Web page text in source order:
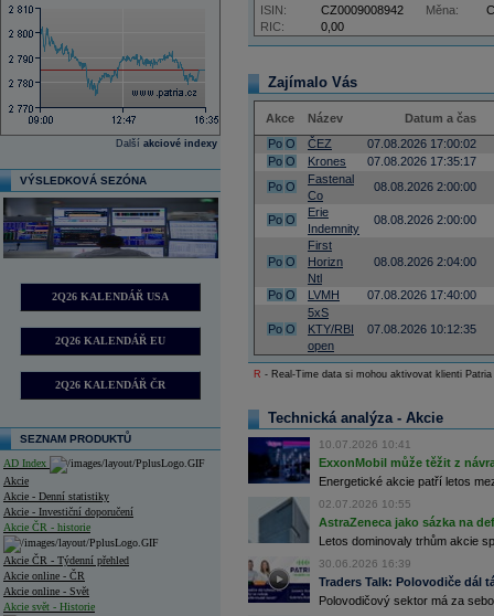
Další akciové indexy
VÝSLEDKOVÁ SEZÓNA
2Q26 KALENDÁŘ USA
2Q26 KALENDÁŘ EU
2Q26 KALENDÁŘ ČR
SEZNAM PRODUKTŮ
AD Index
Akcie
Akcie - Denní statistiky
Akcie - Investiční doporučení
Akcie ČR - historie
Akcie ČR - Týdenní přehled
Akcie online - ČR
Akcie online - Svět
Akcie svět - Historie
RIC: 0,00
ISIN: CZ0009008942 Měna:
Zajímalo Vás
Akce Název
Datum a čas
Po O ČEZ
07.08.2026 17:00:02
Po O Krones
07.08.2026 17:35:17
Po O
Fastenal
Co
08.08.2026 2:00:00
Po O
Erie
Indemnity
08.08.2026 2:00:00
Po O
First
Horizn
Ntl
08.08.2026 2:04:00
Po O LVMH 07.08.2026 17:40:00
Po O
5xS
KTY/RBI
open
07.08.2026 10:12:35
R - Real-Time data si mohou aktivovat klienti
Technická analýza - Akcie
10.07.2026 10:41
ExxonMobil může těžit z
Energetické akcie patří letos
02.07.2026 10:55
AstraZeneca jako sázka na
Letos dominovaly trhům akcie
30.06.2026 16:39
Traders Talk: Polovodiče dál
Polovodičový sektor má za